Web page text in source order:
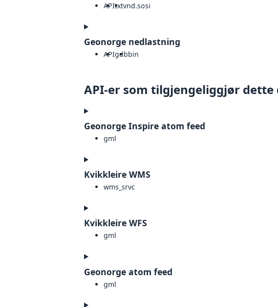
APItxtvnd.sosi
Geonorge nedlastning
APIgdbbin
API-er som tilgjengeliggjør
Geonorge Inspire atom feed
gml
Kvikkleire WMS
wms_srvc
Kvikkleire WFS
gml
Geonorge atom feed
gml